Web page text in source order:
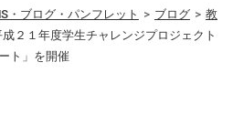
・ブログ・パンフレット > ブログ > 教
成２１年度学生チャレンジプロジェクト
ト」を開催